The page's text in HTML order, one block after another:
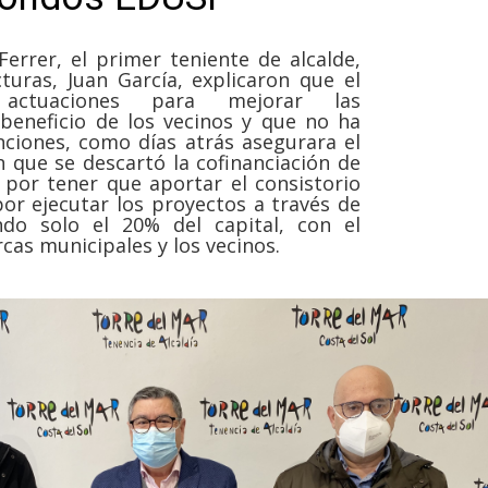
el primer teniente de alcalde,
Juan García, explicaron que el
actuaciones para mejorar las
de los vecinos y que no ha
como días atrás asegurara el
se descartó la cofinanciación de
por tener que aportar el consistorio
ejecutar los proyectos a través de
solo el 20% del capital, con el
municipales y los vecinos.